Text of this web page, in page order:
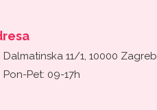
Dalmatinska 11/1, 10000 Zagreb
Pon-Pet: 09-17h